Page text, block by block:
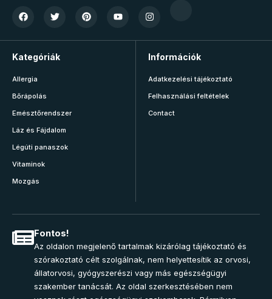
Kategóriák
Allergia
Bőrápolás
Emésztőrendszer
Láz és Fájdalom
Légúti panaszok
Vitaminok
Mozgás
Információk
Adatkezelési tájékoztató
Felhasználási feltételek
Contact
Fontos!
Az oldalon megjelenő tartalmak kizárólag tájékoztató és
szórakoztató célt szolgálnak, nem helyettesítik az orvosi,
állatorvosi, gyógyszerészi vagy más egészségügyi
szakember tanácsát. Az oldal szerkesztésében nem